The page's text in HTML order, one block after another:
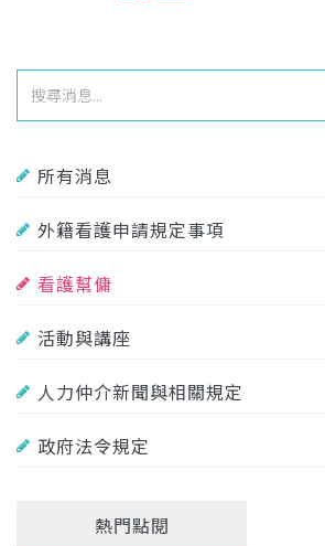
所有消息
外籍看護申請規定事項
看護幫傭
活動與講座
人力仲介新聞與相關規定
政府法令規定
熱門點閱